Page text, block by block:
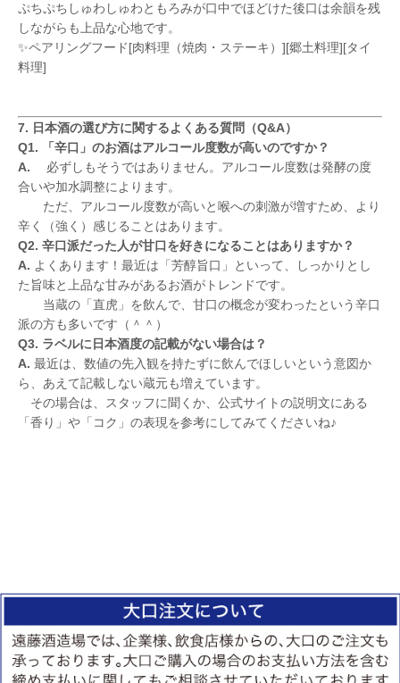
ぷちぷちしゅわしゅわともろみが口中でほどけた後口は余韻を残
しながらも上品な心地です。
✨ペアリングフード[肉料理（焼肉・ステーキ）][郷土料理][タイ
料理]
7. 日本酒の選び方に関するよくある質問（Q&A）
Q1. 「辛口」のお酒はアルコール度数が高いのですか？
A. 必ずしもそうではありません。アルコール度数は発酵の度
合いや加水調整によります。
ただ、アルコール度数が高いと喉への刺激が増すため、より
辛く（強く）感じることはあります。
Q2. 辛口派だった人が甘口を好きになることはありますか？
A. よくあります！最近は「芳醇旨口」といって、しっかりとし
た旨味と上品な甘みがあるお酒がトレンドです。
当蔵の「直虎」を飲んで、甘口の概念が変わったという辛口
派の方も多いです（＾＾）
Q3. ラベルに日本酒度の記載がない場合は？
A. 最近は、数値の先入観を持たずに飲んでほしいという意図か
ら、あえて記載しない蔵元も増えています。
その場合は、スタッフに聞くか、公式サイトの説明文にある
「香り」や「コク」の表現を参考にしてみてくださいね♪